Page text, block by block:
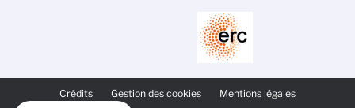
PIED
PAGE
Crédits Gestion des cookies Mentions légales